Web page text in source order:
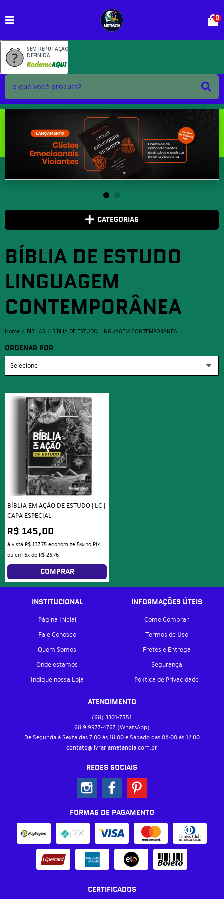
SEM REPUTAÇÃO
DEFINIDA
0
CATEGORIAS
BÍBLIA DE ESTUDO
LINGUAGEM
CONTEMPORÂNEA
Home BÍBLIAS BÍBLIA DE ESTUDO LINGUAGEM CONTEMPORÂNEA
ORDENAR POR
Selecione
BÍBLIA EM AÇÃO DE ESTUDO | LC |
CAPA ESPECIAL
R$ 145,00
à vista R$ 137,75economize 5% no Pix
ou em 6xde R$ 26,76
COMPRAR
INSTITUCIONAL
Página Inicial
Fale Conosco
Quem Somos
Onde estamos
Indique nossa Loja
INFORMAÇÕES ÚTEIS
Como Comprar
Termos de Uso
Fretes e Entrega
Segurança
Política de Privacidade
ATENDIMENTO
(68) 3301-7551
68 9 9977-4767 (WhatsApp)
De Segunda à Sexta das 7:00 às 18:00 e Sábado das 08:00 às 12:00
contato@livrariametanoia.com.br
REDES SOCIAIS
FORMAS DE PAGAMENTO
CERTIFICADOS